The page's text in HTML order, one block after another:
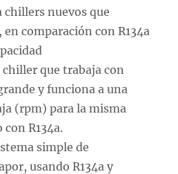
nuevos que
comparación con R134a
que trabaja con
y funciona a una
(rpm) para la misma
R134a.
simple de
usando R134a y